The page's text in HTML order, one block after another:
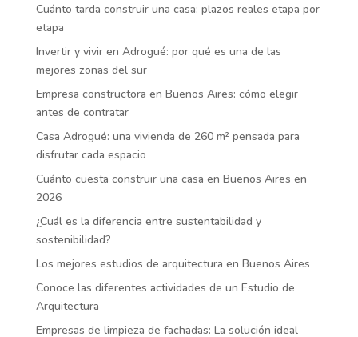
Cuánto tarda construir una casa: plazos reales etapa por
etapa
Invertir y vivir en Adrogué: por qué es una de las
mejores zonas del sur
Empresa constructora en Buenos Aires: cómo elegir
antes de contratar
Casa Adrogué: una vivienda de 260 m² pensada para
disfrutar cada espacio
Cuánto cuesta construir una casa en Buenos Aires en
2026
¿Cuál es la diferencia entre sustentabilidad y
sostenibilidad?
Los mejores estudios de arquitectura en Buenos Aires
Conoce las diferentes actividades de un Estudio de
Arquitectura
Empresas de limpieza de fachadas: La solución ideal